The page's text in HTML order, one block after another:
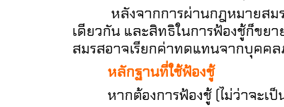
หลังจากการผ่านกฎหมายสมร
เดียวกัน และสิทธิในการฟ้องชู้ก็ขย
สมรสอาจเรียกค่าทดแทนจากบุคคล
หลักฐานที่ใช้ฟ้องชู้
หากต้องการฟ้องชู้ (ไม่ว่าจะเป็น